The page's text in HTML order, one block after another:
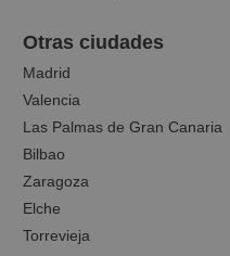
Otras ciudades
Madrid
Valencia
Las Palmas de Gran Canaria
Bilbao
Zaragoza
Elche
Torrevieja